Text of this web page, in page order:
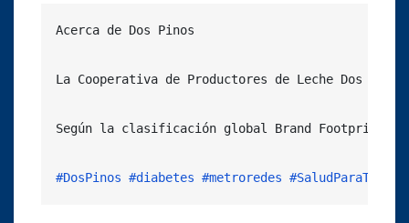
Acerca de Dos Pinos
La Cooperativa de Productores de Leche Dos
Según la clasificación global Brand Footprint
#DosPinos #diabetes #metroredes #SaludParaTodos